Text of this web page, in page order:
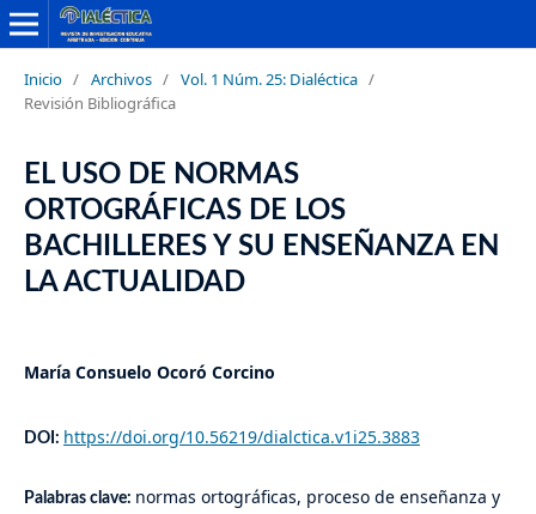
Inicio / Archivos / Vol. 1 Núm. 25: Dialéctica /
Revisión Bibliográfica
EL USO DE NORMAS
ORTOGRÁFICAS DE LOS
BACHILLERES Y SU ENSEÑANZA EN
LA ACTUALIDAD
María Consuelo Ocoró Corcino
DOI: https://doi.org/10.56219/dialctica.v1i25.3883
Palabras clave: normas ortográficas, proceso de enseñanza y